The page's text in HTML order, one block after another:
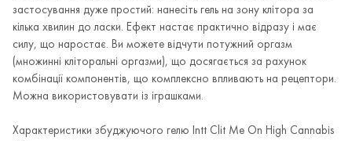
застосування дуже простий: нанесіть гель на зону клітора за
кілька хвилин до ласки. Ефект настає практично відразу і має
силу, що наростає. Ви можете відчути потужний оргазм
(множинні кліторальні оргазми), що досягається за рахунок
комбінації компонентів, що комплексно впливають на рецептори.
Можна використовувати із іграшками.
Характеристики збуджуючого гелю Intt Clit Me On High Cannabis